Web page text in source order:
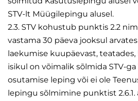
STV-lt Müügilepingu alusel.
2.3. STV kohustub punktis 2.2
vastama 30 päeva jooksul
laekumise kuupäevast, teatades,
isikul on võimalik sõlmida STV-ga
osutamise leping või ei ole
lepingu sõlmimine punktist